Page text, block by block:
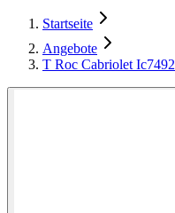
Startseite
Angebote
T Roc Cabriolet Ic7492